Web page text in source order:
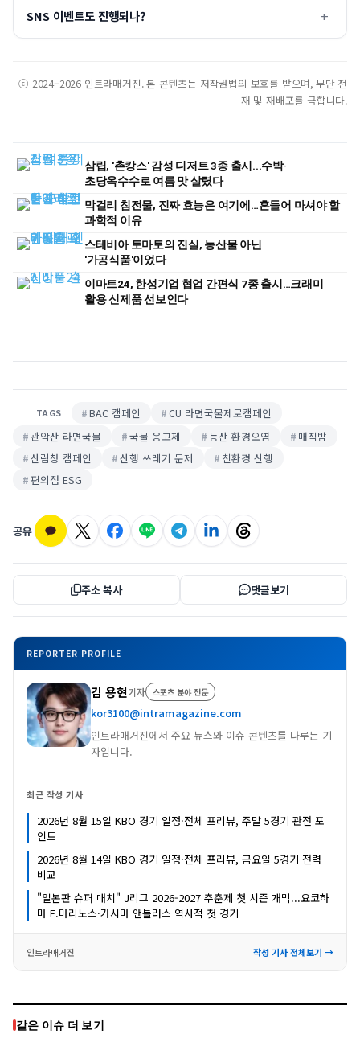
SNS 이벤트도 진행되나?
ⓒ 2024–2026 인트라매거진. 본 콘텐츠는 저작권법의 보호를 받으며, 무단 전
재 및 재배포를 금합니다.
삼립, '촌캉스' 감성 디저트 3종 출시...수박·
초당옥수수로 여름 맛 살렸다
막걸리 침전물, 진짜 효능은 여기에…흔들어 마셔야 할
과학적 이유
스테비아 토마토의 진실, 농산물 아닌
'가공식품'이었다
이마트24, 한성기업 협업 간편식 7종 출시…크래미
활용 신제품 선보인다
TAGS BAC 캠페인
CU 라면국물제로캠페인
관악산 라면국물
국물 응고제 등산 환경오염
매직밤
산림청 캠페인
산행 쓰레기 문제
친환경 산행
편의점 ESG
공유
주소 복사 댓글보기
REPORTER PROFILE
김 용현기자 스포츠 분야 전문
kor3100@intramagazine.com
인트라매거진에서 주요 뉴스와 이슈 콘텐츠를 다루는 기
자입니다.
최근 작성 기사
2026년 8월 15일 KBO 경기 일정·전체 프리뷰, 주말 5경기 관전 포
인트
2026년 8월 14일 KBO 경기 일정·전체 프리뷰, 금요일 5경기 전력
비교
"일본판 슈퍼 매치" J리그 2026-2027 추춘제 첫 시즌 개막...요코하
마 F.마리노스·가시마 앤틀러스 역사적 첫 경기
인트라매거진 작성 기사 전체보기 →
같은 이슈 더 보기